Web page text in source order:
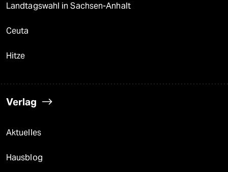
Landtagswahl in Sachsen-Anhalt
Ceuta
Hitze
Verlag
Aktuelles
Hausblog